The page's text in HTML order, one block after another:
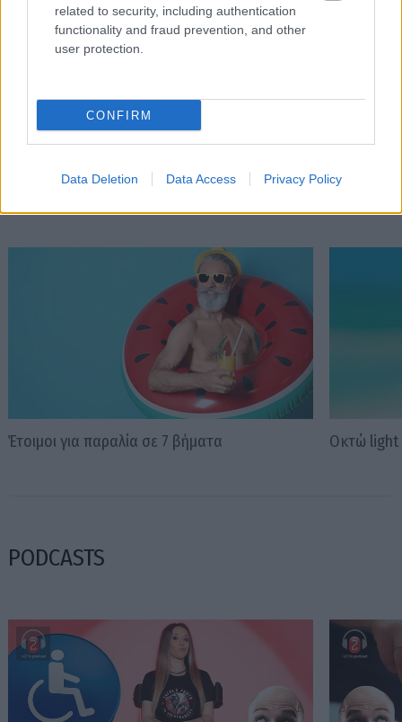
related to security, including authentication
functionality and fraud prevention, and other
user protection.
CONFIRM
Data Deletion Data Access Privacy Policy
Διαβάστε επίσης
Έτοιμοι για παραλία σε 7 βήματα Οκτώ light
PODCASTS